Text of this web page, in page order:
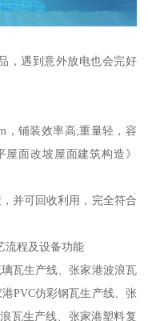
，遇到意外放电也会完好
，铺装效率高;重量轻，容
面改坡屋面建筑构造》
并可回收利用，完全符合
流程及设备功能
瓦生产线、张家港波浪瓦
PVC仿彩钢瓦生产线、张
瓦生产线、张家港塑料复